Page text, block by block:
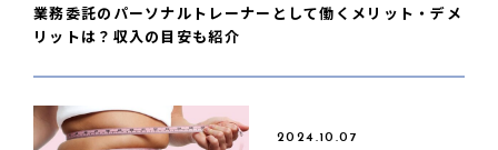
業務委託のパーソナルトレーナーとして働くメリット・デメ
リットは？収入の目安も紹介
2024.10.07